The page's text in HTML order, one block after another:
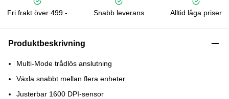
Fri frakt över 499:- Snabb leverans Alltid låga priser
Produktbeskrivning
Multi-Mode trådlös anslutning
Växla snabbt mellan flera enheter
Justerbar 1600 DPI-sensor